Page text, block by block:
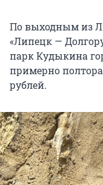
По выходным из
«Липецк —
парк Кудыкина
примерно полтора
рублей.